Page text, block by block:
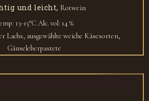
und leicht, Rotwein
13-15°CAlc. vol: 14 %
Lachs, ausgewählte weiche Käsesorten,
Gänseleberpastete